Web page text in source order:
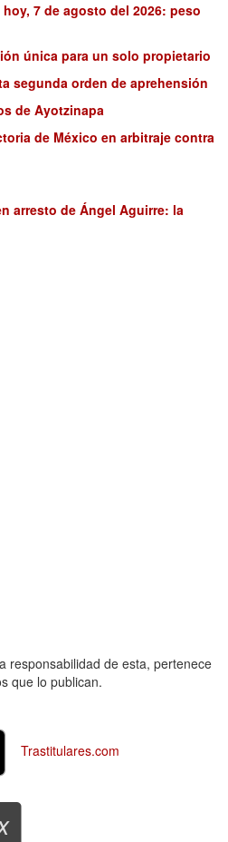
7 de agosto del 2026: peso
única para un solo propietario
segunda orden de aprehensión
de Ayotzinapa
de México en arbitraje contra
arresto de Ángel Aguirre: la
responsabilidad de esta, pertenece
que lo publican.
Trastitulares.com